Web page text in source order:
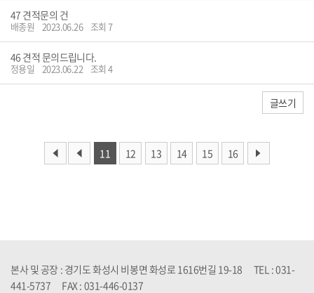
47 견적문의 건
배종원 2023.06.26 조회 7
46 견적 문의드립니다.
정용일 2023.06.22 조회 4
글쓰기
11 12 13 14 15 16
본사 및 공장 : 경기도 화성시 비봉면 화성로 1616번길 19-18 TEL : 031-
441-5737 FAX : 031-446-0137